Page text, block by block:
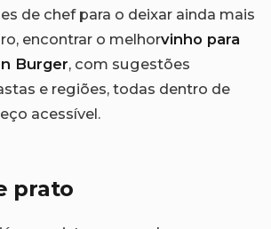
de chef para o deixar ainda mais
encontrar o melhorvinho para
Burger, com sugestões
e regiões, todas dentro de
acessível.
prato